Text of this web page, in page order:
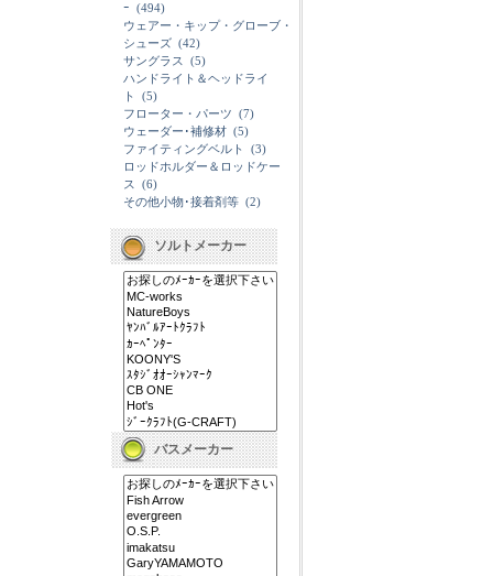
ｰ (494)
ウェアー・キップ・グローブ・
シューズ (42)
サングラス
(5)
ハンドライト＆ヘッドライ
ト
(5)
フローター・パーツ (7)
ウェーダー･補修材 (5)
ファイティングベルト
(3)
ロッドホルダー＆ロッドケー
ス
(6)
その他小物･接着剤等 (2)
ソルトメーカー
バスメーカー